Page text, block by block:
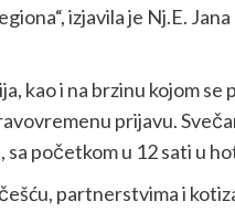
izjavila je Nj.E. Jana
kao i na brzinu kojom se
prijavu.
početkom u 12 sati u
partnerstvima i